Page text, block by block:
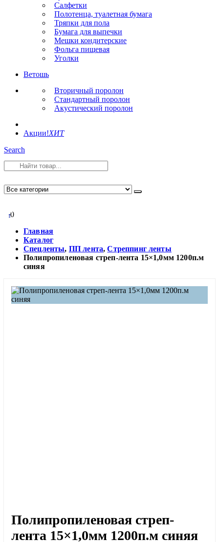
Салфетки
Полотенца, туалетная бумага
Тряпки для пола
Бумага для выпечки
Мешки кондитерские
Фольга пищевая
Уголки
Ветошь
Вторичный поролон
Стандартный поролон
Акустический поролон
Акции!ХИТ
Search
00
Главная
Каталог
Спецленты, ПП лента,Стреппинг ленты
Полипропиленовая стреп-лента 15×1,0мм 1200п.м
синяя
Полипропиленовая стреп-
лента 15×1,0мм 1200п.м синяя